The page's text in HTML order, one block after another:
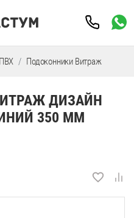
Подоконники Витраж
ДИЗАЙН
350 ММ